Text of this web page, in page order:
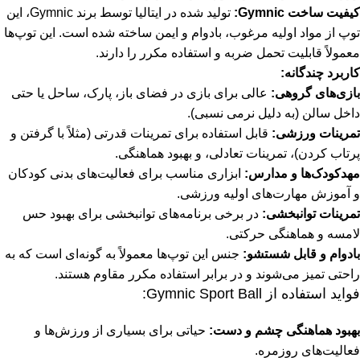
کیفیت ساخت Gymnic:
تولید شده در ایتالیا توسط برند Gymnic، این
توپ از مواد اولیه مرغوب، بادوام و ایمن ساخته شده است. این توپ‌ها
معمولاً قابلیت تحمل ضربه و استفاده مکرر را دارند.
کاربرد چندگانه:
بازی‌های گروهی: عالی برای بازی در فضای باز، پارک، ساحل یا حتی
داخل سالن (به دلیل نرمی نسبی).
تمرینات ورزشی: قابل استفاده برای تمرینات قدرتی (مثلاً با گرفتن و
پرتاب کردن)، تمرینات تعادلی، و بهبود هماهنگی.
مهدکودک‌ها و مدارس: ابزاری مناسب برای فعالیت‌های بدنی کودکان
و آموزش مهارت‌های اولیه ورزشی.
تمرینات توانبخشی: در برخی برنامه‌های توانبخشی برای بهبود حس
لامسه و هماهنگی حرکتی.
بادوام و قابل شستشو: جنس این توپ‌ها معمولاً به گونه‌ای است که به
راحتی تمیز می‌شوند و در برابر استفاده مکرر مقاوم هستند.
فواید استفاده از Gymnic Sport Ball:
بهبود هماهنگی چشم و دست: حیاتی برای بسیاری از ورزش‌ها و
فعالیت‌های روزمره.